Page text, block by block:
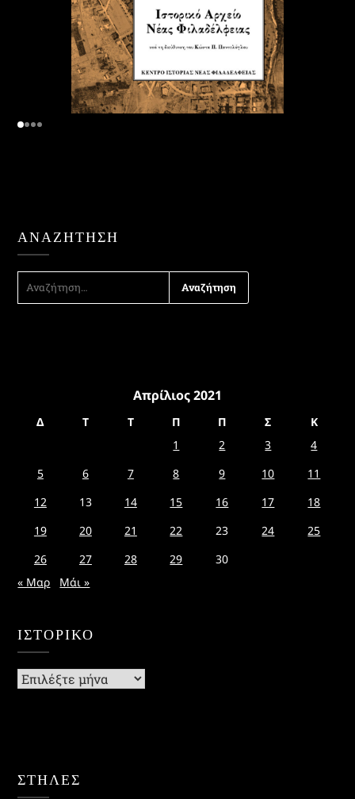
ΑΝΑΖΉΤΗΣΗ
ΓΙΑ:
Απρίλιος 2021
Δ Τ Τ Π Π Σ
Κ
1
2 3
4
5
6 7 8 9 10
11
12
13 14 15 16 17
18
19
20 21 22 23 24
25
26
27 28 29
30
« Μαρ
Μάι »
ΙΣΤΟΡΙΚΌ
Ιστορικό
ΣΤΗΛΕΣ